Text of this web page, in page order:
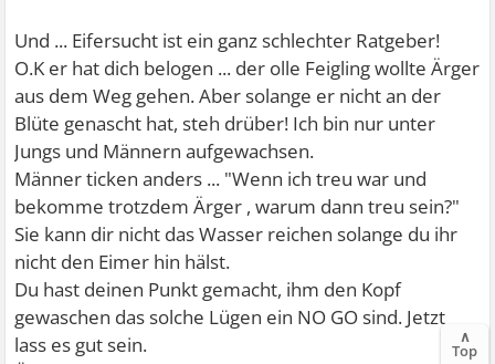
Und ... Eifersucht ist ein ganz schlechter Ratgeber!
O.K er hat dich belogen ... der olle Feigling wollte Ärger
aus dem Weg gehen. Aber solange er nicht an der
Blüte genascht hat, steh drüber! Ich bin nur unter
Jungs und Männern aufgewachsen.
Männer ticken anders ... "Wenn ich treu war und
bekomme trotzdem Ärger , warum dann treu sein?"
Sie kann dir nicht das Wasser reichen solange du ihr
nicht den Eimer hin hälst.
Du hast deinen Punkt gemacht, ihm den Kopf
gewaschen das solche Lügen ein NO GO sind. Jetzt
lass es gut sein.
∧
Top